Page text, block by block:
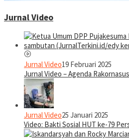
Jurnal Video
Jurnal Video19 Februari 2025
Jurnal Video – Agenda
Jurnal Video25 Januari 2025
Video: Bakti Sosial HUT ke-79